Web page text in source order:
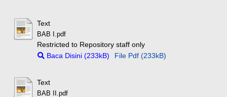
Text
BAB I.pdf
Restricted to Repository staff only
Baca Disini (233kB)
File Pdf (233kB)
Text
BAB II.pdf